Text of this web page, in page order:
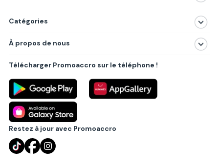
Catégories
Produits
Villes principales
À propos de nous
Politique de confidentialité
Règlements
Partenariat B2B
Blog
Contact
Télécharger Promoaccro sur le téléphone !
Restez à jour avec Promoaccro